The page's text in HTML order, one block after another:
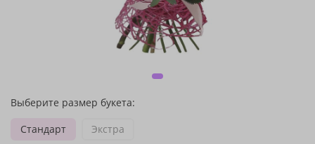
Выберите размер букета:
Стандарт
Экстра